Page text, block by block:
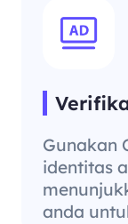
Gunakan
identitas
anda